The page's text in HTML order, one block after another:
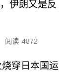
伊朗又是反
阅读 4872
穿日本国运